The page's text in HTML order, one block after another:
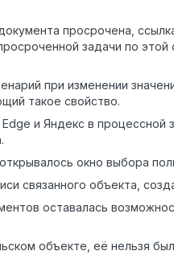
просрочена,
задачи по
при изменении
такое свойство.
и Яндекс в процессной
окно выбора
связанного объекта,
оставалась
объекте, её нельзя